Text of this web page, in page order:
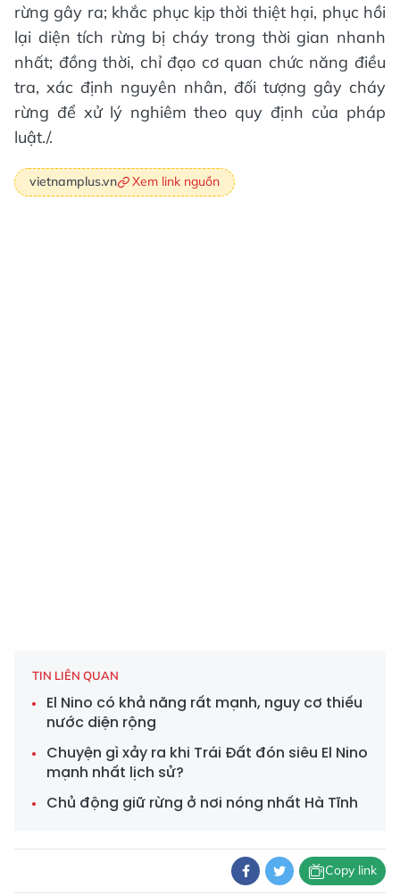
rừng gây ra; khắc phục kịp thời thiệt hại, phục hồi
lại diện tích rừng bị cháy trong thời gian nhanh
nhất; đồng thời, chỉ đạo cơ quan chức năng điều
tra, xác định nguyên nhân, đối tượng gây cháy
rừng để xử lý nghiêm theo quy định của pháp
luật./.
vietnamplus.vn Xem link nguồn
TIN LIÊN QUAN
El Nino có khả năng rất mạnh, nguy cơ thiếu
nước diện rộng
Chuyện gì xảy ra khi Trái Đất đón siêu El Nino
mạnh nhất lịch sử?
Chủ động giữ rừng ở nơi nóng nhất Hà Tĩnh
Copy link